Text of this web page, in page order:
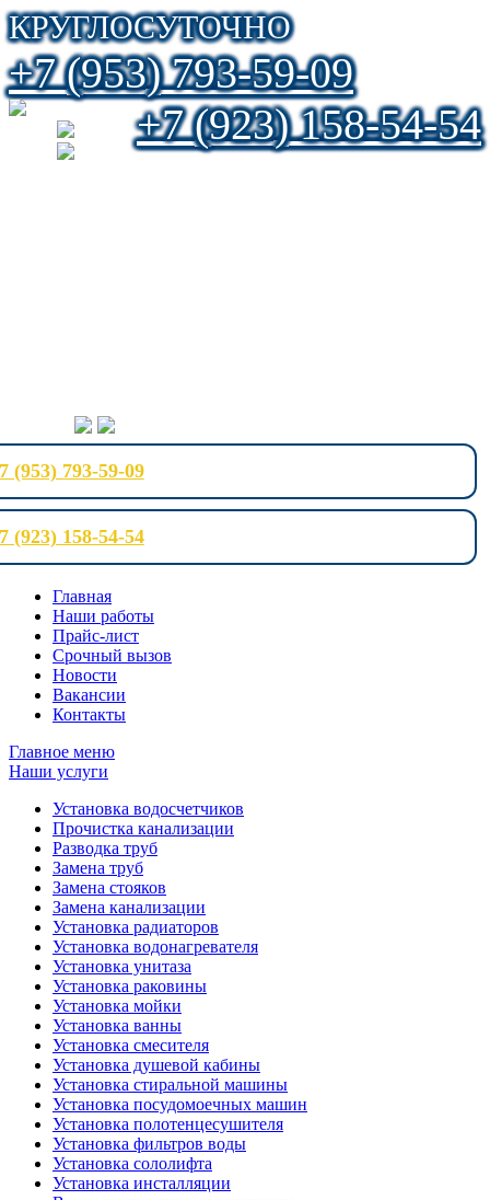
КРУГЛОСУТОЧНО
+7 (953) 793-59-09
+7 (923) 158-54-54
(953) 793-59-09
(923) 158-54-54
Главная
Наши работы
Прайс-лист
Срочный вызов
Новости
Вакансии
Контакты
Главное меню
Наши услуги
Установка водосчетчиков
Прочистка канализации
Разводка труб
Замена труб
Замена стояков
Замена канализации
Установка радиаторов
Установка водонагревателя
Установка унитаза
Установка раковины
Установка мойки
Установка ванны
Установка смесителя
Установка душевой кабины
Установка стиральной машины
Установка посудомоечных машин
Установка полотенцесушителя
Установка фильтров воды
Установка сололифта
Установка инсталляции